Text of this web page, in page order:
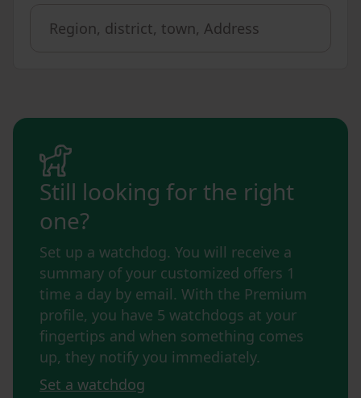
Still looking for the right
one?
Set up a watchdog. You will receive a
summary of your customized offers 1
time a day by email. With the Premium
profile, you have 5 watchdogs at your
fingertips and when something comes
up, they notify you immediately.
Set a watchdog